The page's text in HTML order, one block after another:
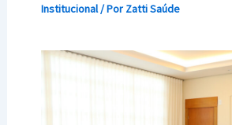
Institucional/ PorZatti Saúde